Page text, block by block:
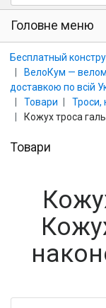
Головне меню
Бесплатный
ВелоКум —
доставкою по всій
Товари
Троси,
Кожух троса
Товари